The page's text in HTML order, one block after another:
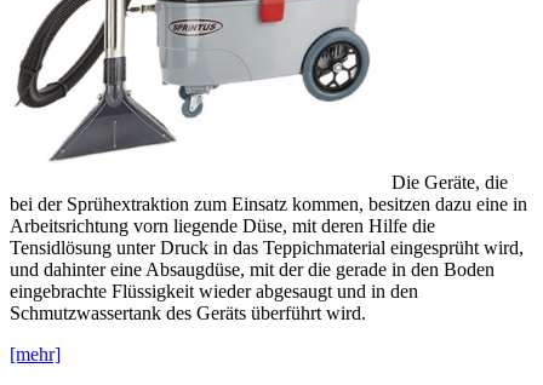
Die Geräte, die
bei der Sprühextraktion zum Einsatz kommen, besitzen dazu eine in
Arbeitsrichtung vorn liegende Düse, mit deren Hilfe die
Tensidlösung unter Druck in das Teppichmaterial eingesprüht wird,
und dahinter eine Absaugdüse, mit der die gerade in den Boden
eingebrachte Flüssigkeit wieder abgesaugt und in den
Schmutzwassertank des Geräts überführt wird.
[mehr]